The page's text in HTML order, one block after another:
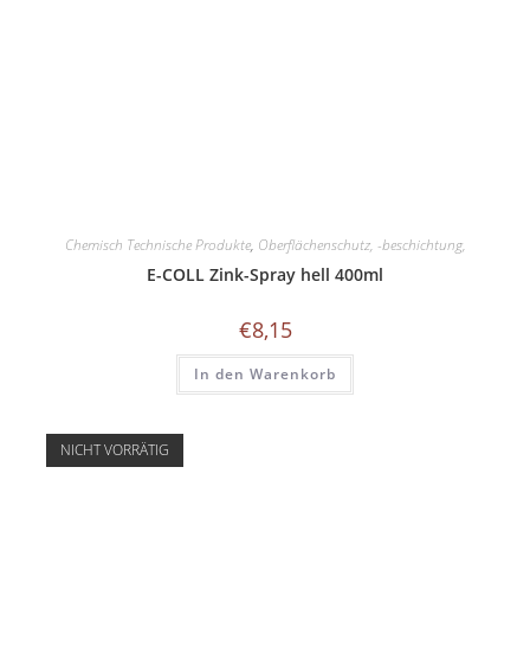
Chemisch Technische Produkte, Oberflächenschutz, -beschichtung,
E-COLL Zink-Spray hell 400ml
€8,15
In den Warenkorb
NICHT VORRÄTIG